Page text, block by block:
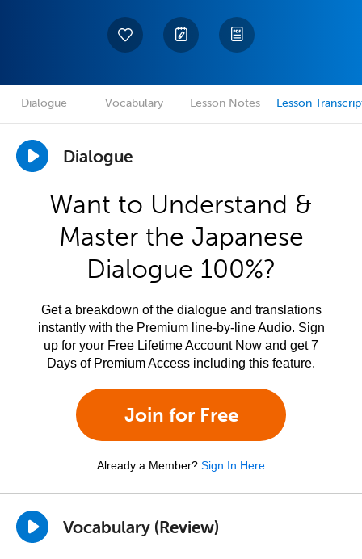
Dialogue Vocabulary Lesson Notes Lesson
Dialogue
Want to Understand &
Master the Japanese
Dialogue 100%?
Get a breakdown of the dialogue and translations
instantly with the Premium line-by-line Audio. Sign
up for your Free Lifetime Account Now and get 7
Days of Premium Access including this feature.
Join for Free
Already a Member? Sign In Here
Vocabulary (Review)